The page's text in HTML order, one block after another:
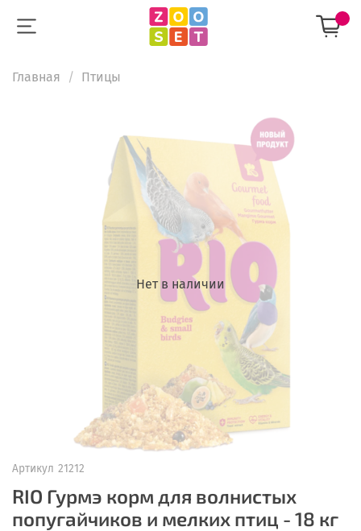
Главная Птицы
Нет в наличии
Артикул 21212
RIO Гурмэ корм для волнистых
попугайчиков и мелких птиц - 18 кг